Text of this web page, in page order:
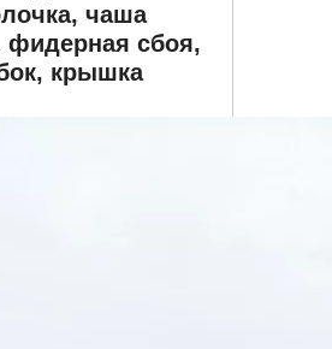
чаша
фидерная сбоя,
крышка